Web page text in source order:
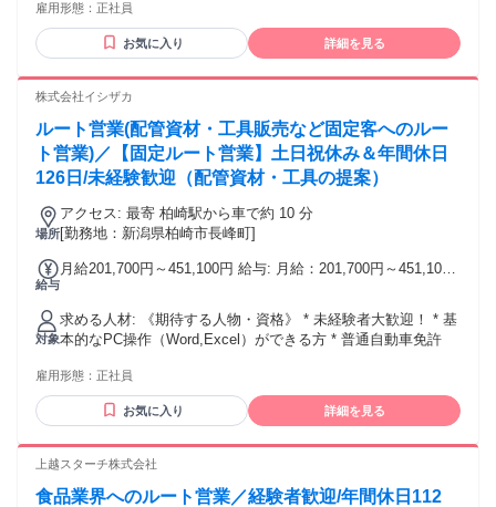
月に一度、自身で目標を設定し 達成すれば評価が上がり 給与
が上がる仕組みです。 入社1年目の社員が、 1回に6000～
9000円昇給 (年間で1万2000～1万8000円UP) することも珍し
くありません。 スタートは月給21万円ではありますが 昇給率
なら他社には負けていませんよ。
通免許以外、資格不問・無資格歓迎 ＼ 未経験大歓迎です！
／ まずは、出荷補助業務を担当し、 商品知識と営業ノウハウ
を身に付けること からスタートします。 慣れてきたら、既存
・ - ・ - ・ - ・ - ・ - ・ - ・ - ・ - ・ - 【 先輩からのメッセー
考えを交換し合える 全体会議があります。みんなで「良い
ね！」 となったものは実際に取れ入れられることも多々。 風
通しのよさも魅力です。 ＜社員Bより＞ ￣￣￣￣￣￣￣ 3ヶ
月に1度、社長との面談があります。 働くなかで思ったこと・
頑張ったことを 直接、ざっくばらんに聞いてくれて、 頑張っ
た人が頑張っただけ報われる。 きちんと給与に反映される体
た。 ＜社員Cより＞ 私が入社したとき、先輩が気にかけてく
嬉しかった。 だから次は私も！ 分からないことはどんどん聞
いてください！ お節介なほど(笑)、相談に乗りますよ。 －－
－－－ こんな仕事に興味がある方＆経験者歓迎 提案営業、ル
ート営業(ルートセールス) 企画営業、個人営業、法人営業、
雇用形態： 正社員
お気に入り 詳細を見る
株式会社イシザカ
ルート営業(配管資材・工具販売など固定客へのルー
ト営業)／【固定ルート営業】土日祝休み＆年間休日
126日/未経験歓迎（配管資材・工具の提案）
場所
アクセス: 最寄 柏崎駅から車で約 10 分
[勤務地：新潟県柏崎市長峰町]
給与
月給201,700円～451,100円 給与: 月給：201,700円～451,100
2回 * 通勤手当 * 食事手当 * 資格手当（当社規定資格取得者に
支給） * 役職手当（25,000～55,000円) 【役職別基本給】 部
長：400,000円～ 次長：364,000円～ 課長：328,000円～ 係
長：289,000円～
対象
求める人材: 《期待する人物・資格》 * 未経験者大歓迎！ * 基
本的なPC操作（Word,Excel）ができる方 * 普通自動車免許
雇用形態： 正社員
お気に入り 詳細を見る
上越スターチ株式会社
食品業界へのルート営業／経験者歓迎/年間休日112